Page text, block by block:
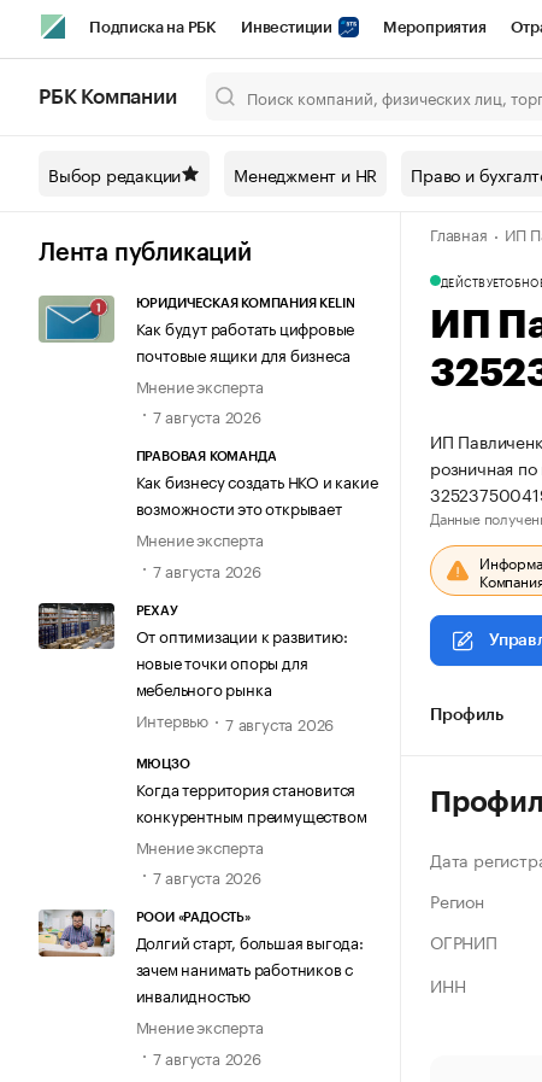
Подписка на РБК Инвестиции Мероприятия
Спецпроекты СПб Конференции СПб Спецпроекты
Технологии и медиа Рынок наличной валюты
РБК Компании
Выбор редакции Менеджмент и HR Право и
Лента публикаций
ЮРИДИЧЕСКАЯ КОМПАНИЯ KELIN
Как будут работать цифровые
почтовые ящики для бизнеса
Мнение эксперта
7 августа 2026
ПРАВОВАЯ КОМАНДА
Как бизнесу создать НКО и какие
возможности это открывает
Мнение эксперта
7 августа 2026
РЕХАУ
От оптимизации к развитию:
новые точки опоры для
мебельного рынка
Интервью
7 августа 2026
МЮЦЗО
Когда территория становится
конкурентным преимуществом
Мнение эксперта
7 августа 2026
РООИ «РАДОСТЬ»
Долгий старт, большая выгода:
зачем нанимать работников с
инвалидностью
Мнение эксперта
7 августа 2026
Главная ИП
ДЕЙСТВУЕТ
ИП
ИП
розничная
Данные
Профиль
Дата
Регион
ОГРНИП
ИНН